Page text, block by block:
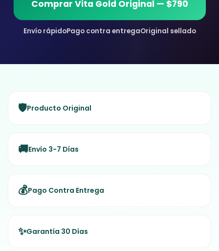
Comprar Vita Gold Original — $790
Envío rápidoPago contra entregaOriginal sellado
🛡️Producto Original
🚚Envío 3-7 Días
💰Pago Contra Entrega
✨Garantía 30 Días